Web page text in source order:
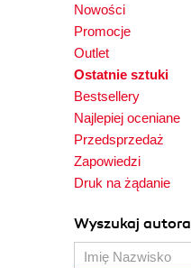
Nowości
Promocje
Outlet
Ostatnie sztuki
Bestsellery
Najlepiej oceniane
Przedsprzedaż
Zapowiedzi
Druk na żądanie
Wyszukaj autora